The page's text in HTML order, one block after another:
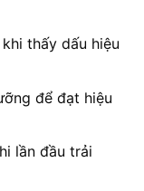
thấy dấu hiệu
để đạt hiệu
lần đầu trải